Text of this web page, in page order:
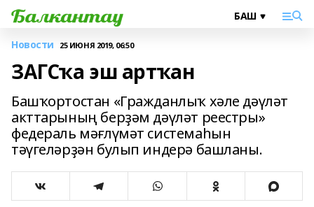
Новости 25 ИЮНЯ 2019, 06:50
ЗАГСҡа эш артҡан
Башҡортостан «Гражданлыҡ хәле дәүләт
акттарының берҙәм дәүләт реестры»
федераль мәғлүмәт системаһын
тәүгеләрҙән булып индерә башланы.